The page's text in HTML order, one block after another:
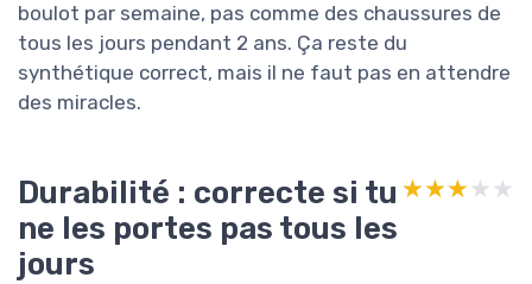
boulot par semaine, pas comme des chaussures de
tous les jours pendant 2 ans. Ça reste du
synthétique correct, mais il ne faut pas en attendre
des miracles.
Durabilité : correcte si tu
ne les portes pas tous les
jours
★★★★★
★★★★★